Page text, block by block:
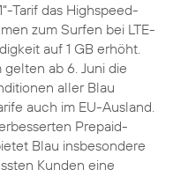
Tarif das Highspeed-
zum Surfen bei LTE-
auf 1 GB erhöht.
ab 6. Juni die
aller Blau
auch im EU-Ausland.
Prepaid-
Blau insbesondere
Kunden eine